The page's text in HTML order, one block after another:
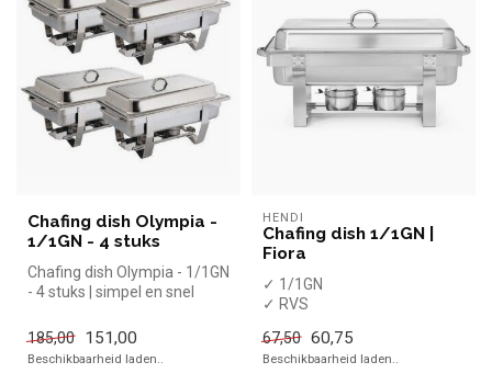
Chafing dish Olympia -
1/1GN - 4 stuks
Chafing dish Olympia - 1/1GN
- 4 stuks | simpel en snel
185,00
151,00
Beschikbaarheid laden..
HENDI
Chafing dish 1/1GN |
Fiora
✓ 1/1GN
✓ RVS
brandpastahouders
67,50 60,75
Beschikbaarheid laden..